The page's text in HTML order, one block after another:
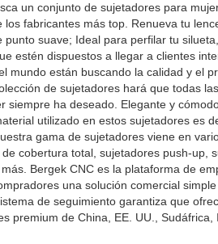
un conjunto de sujetadores para
fabricantes más top. Renueva tu
suave; Ideal para perfilar tu
estén dispuestos a llegar a clientes
mundo están buscando la calidad y el
de sujetadores hará que todas
siempre ha deseado. Elegante y
utilizado en estos sujetadores es
gama de sujetadores viene en
cobertura total, sujetadores push-up,
Bergek CNC es la plataforma de
una solución comercial
de seguimiento garantiza que
premium de China, EE. UU., Sudáfrica,